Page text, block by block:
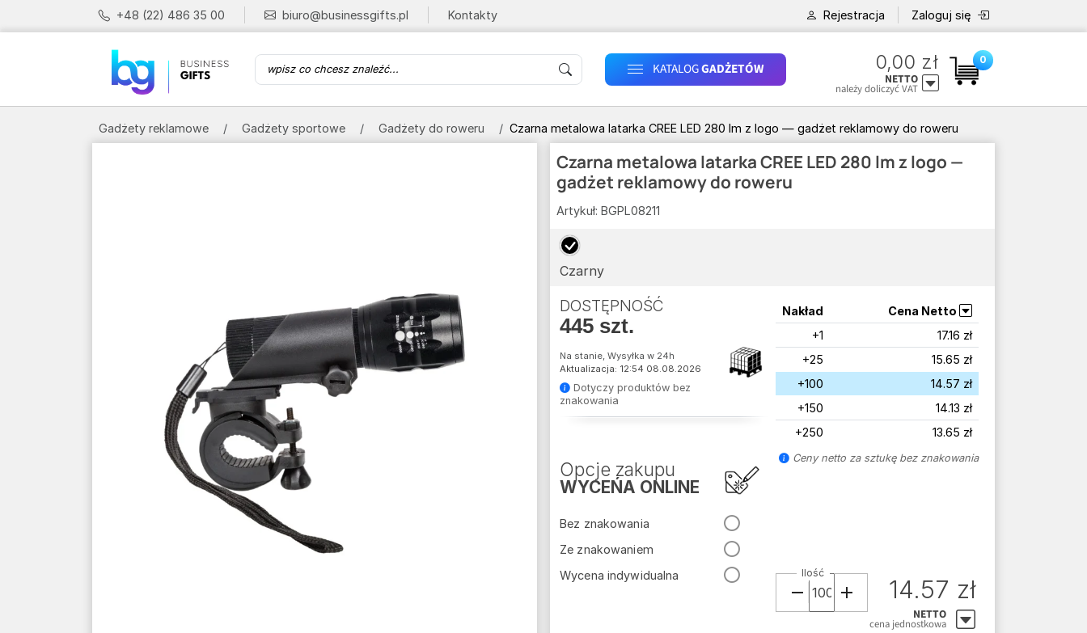
+48 (22) 486 35 00 biuro@businessgifts.pl Kontakty Rejestracja Zaloguj się
KATALOGGADŻETÓW 0,00 zł
NETTO
należy doliczyć VAT
0
Gadżety reklamowe Gadżety sportowe Gadżety do roweru Czarna metalowa latarka CREE LED 280 lm z logo — gadżet reklamowy do roweru
Czarna metalowa latarka CREE LED 280 lm z logo —
gadżet reklamowy do roweru
Artykuł: BGPL08211
Czarny
DOSTĘPNOŚĆ
445 szt.
Na stanie, Wysyłka w 24h
Aktualizacja: 12:54 08.08.2026
Dotyczy produktów bez
znakowania
Opcje zakupu
WYCEŃA ONLINE
Bez znakowania
Ze znakowaniem
Wycena indywidualna
Nakład
Cena Netto
+1
17.16 zł
+25
15.65 zł
+100
14.57 zł
+150
14.13 zł
+250
13.65 zł
Ceny netto za sztukę bez znakowania
Ilość
14.57 zł
NETTO
cena jednostkowa